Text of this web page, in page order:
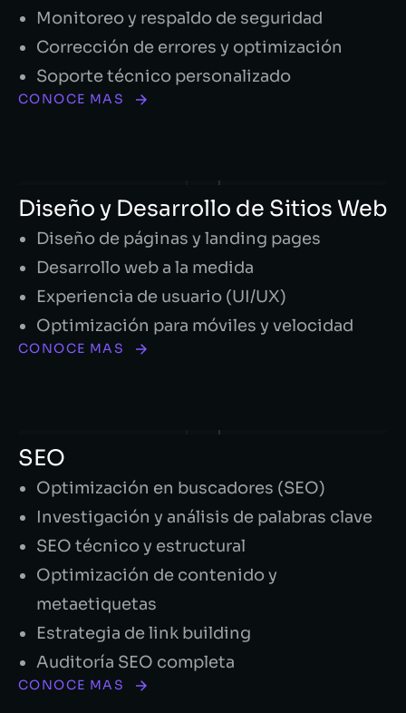
Monitoreo y respaldo de seguridad
Corrección de errores y optimización
Soporte técnico personalizado
CONOCE MAS
Diseño y Desarrollo de Sitios Web
Diseño de páginas y landing pages
Desarrollo web a la medida
Experiencia de usuario (UI/UX)
Optimización para móviles y velocidad
CONOCE MAS
SEO
Optimización en buscadores (SEO)
Investigación y análisis de palabras clave
SEO técnico y estructural
Optimización de contenido y
metaetiquetas
Estrategia de link building
Auditoría SEO completa
CONOCE MAS